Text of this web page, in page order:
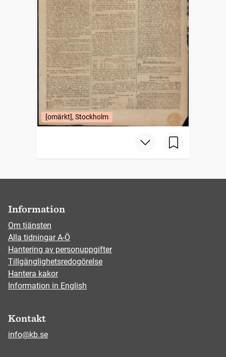
[omärkt], Stockholm
Information
Om tjänsten
Alla tidningar A-Ö
Hantering av personuppgifter
Tillgänglighetsredogörelse
Hantera kakor
Information in English
Kontakt
info@kb.se